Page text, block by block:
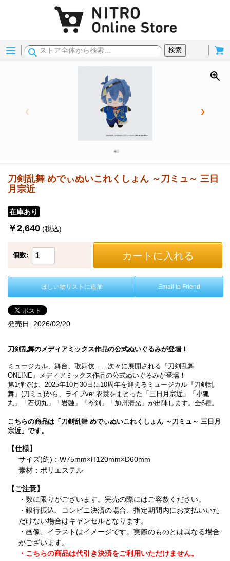
Menu
検索
刀剣乱舞 めでぃぬいこれくしょん ～刀ミュ～ 三日
月宗近
在庫あり
￥2,640 (税込)
個数: カートに入れる
ほしい物リストに追加 Email to Friend
発売日: 2026/02/20
刀剣乱舞のメディアミックス作品の公式ぬいぐるみが登場！
ミュージカル、舞台、歌舞伎……次々に展開される『刀剣乱舞
ONLINE』メディアミックス作品の公式ぬいぐるみが登場！
第1弾では、2025年10月30日に10周年を迎えるミュージカル『刀剣乱
舞』(刀ミュ)から、ライブver.衣裳をまとった「三日月宗近」「小狐
丸」「石切丸」「岩融」「今剣」「加州清光」が出陣します。全6種。
こちらの商品は「刀剣乱舞 めでぃぬいこれくしょん ～刀ミュ～ 三日月
宗近」です。
【仕様】
サイズ(約)：W75mm×H120mm×D60mm
素材：ポリエステル
【ご注意】
・数に限りがございます。完売の際にはご容赦ください。
・銀行振込、コンビニ決済の場合、指定期間内にお支払いいた
だけない場合はキャンセルとなります。
・画像、イラストはイメージです。実際のものとは異なる場合
がございます。
・こちらの商品は代引き決済をご利用いただけません。